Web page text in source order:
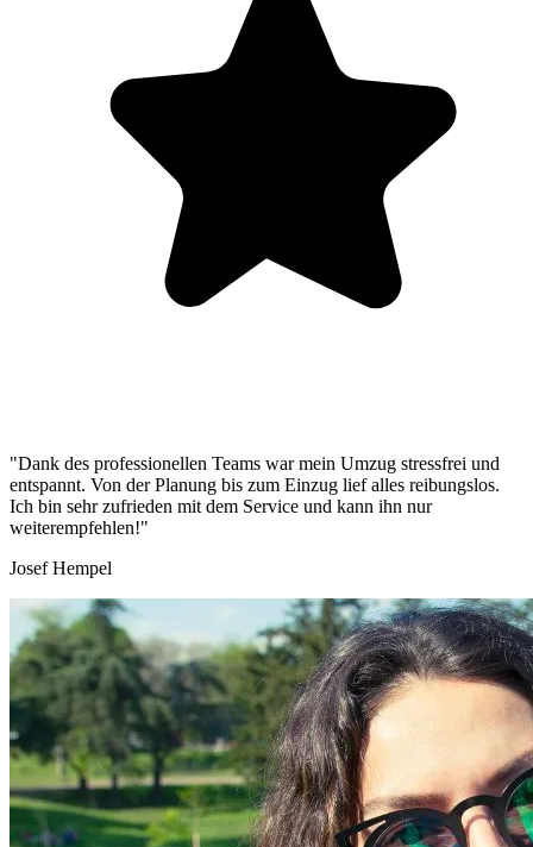
"Dank des professionellen Teams war mein Umzug stressfrei und
entspannt. Von der Planung bis zum Einzug lief alles reibungslos.
Ich bin sehr zufrieden mit dem Service und kann ihn nur
weiterempfehlen!"
Josef Hempel